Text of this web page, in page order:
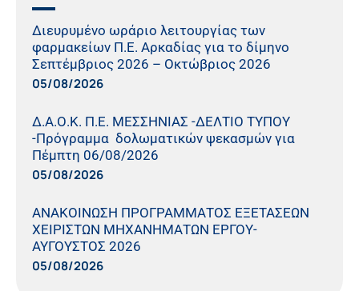
Διευρυμένο ωράριο λειτουργίας των
φαρμακείων Π.Ε. Αρκαδίας για το δίμηνο
Σεπτέμβριος 2026 – Οκτώβριος 2026
05/08/2026
Δ.Α.Ο.Κ. Π.Ε. ΜΕΣΣΗΝΙΑΣ -ΔΕΛΤΙΟ ΤΥΠΟΥ
-Πρόγραμμα δολωματικών ψεκασμών για
Πέμπτη 06/08/2026
05/08/2026
ΑΝΑΚΟΙΝΩΣΗ ΠΡΟΓΡΑΜΜΑΤΟΣ ΕΞΕΤΑΣΕΩΝ
ΧΕΙΡΙΣΤΩΝ ΜΗΧΑΝΗΜΑΤΩΝ ΕΡΓΟΥ-
ΑΥΓΟΥΣΤΟΣ 2026
05/08/2026